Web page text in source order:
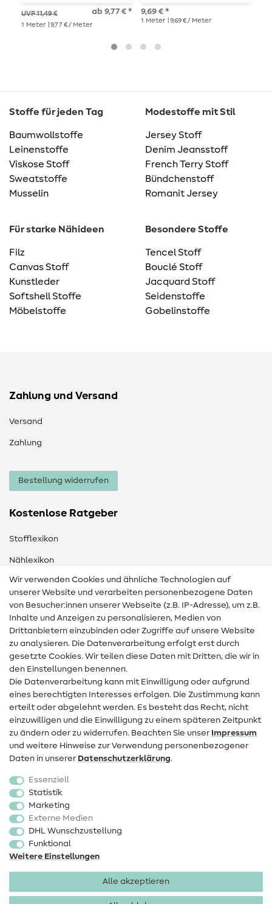
UVP 11,49 € ab 9,77 € *
1 Meter | 9,77 € / Meter
Beige Wash
9,69 € *
1 Meter | 9,69 € / Meter
Stoffe für jeden Tag
Baumwollstoffe
Leinenstoffe
Viskose Stoff
Sweatstoffe
Musselin
Modestoffe mit Stil
Jersey Stoff
Denim Jeansstoff
French Terry Stoff
Bündchenstoff
Romanit Jersey
Für starke Nähideen
Filz
Canvas Stoff
Kunstleder
Softshell Stoffe
Möbelstoffe
Besondere Stoffe
Tencel Stoff
Bouclé Stoff
Jacquard Stoff
Seidenstoffe
Gobelinstoffe
Zahlung und Versand
Versand
Zahlung
Bestellung widerrufen
Kostenlose Ratgeber
Stofflexikon
Nählexikon
Nähanleitungen
Hilfe & Kontakt
Kontakt
Infos zum Betreiberwechsel
Widerrufsrecht
Beliebt
Stoffe
Sale
Schnittmuster
Wir verwenden Cookies und ähnliche Technologien auf
unserer Website und verarbeiten personenbezogene Daten
von Besucher:innen unserer Webseite (z.B. IP-Adresse), um z.B.
Inhalte und Anzeigen zu personalisieren, Medien von
Drittanbietern einzubinden oder Zugriffe auf unsere Website
zu analysieren. Die Datenverarbeitung erfolgt erst durch
gesetzte Cookies. Wir teilen diese Daten mit Dritten, die wir in
den Einstellungen benennen.
Die Datenverarbeitung kann mit Einwilligung oder aufgrund
eines berechtigten Interesses erfolgen. Die Zustimmung kann
erteilt oder abgelehnt werden. Es besteht das Recht, nicht
einzuwilligen und die Einwilligung zu einem späteren Zeitpunkt
zu ändern oder zu widerrufen. Beachten Sie unser Impressum
und weitere Hinweise zur Verwendung personenbezogener
Daten in unserer Daten­schutz­erklärung.
Essenziell
Statistik
Marketing
Externe Medien
DHL Wunschzustellung
Funktional
Weitere Einstellungen
Alle akzeptieren
Impressum Datenschutz
AGB